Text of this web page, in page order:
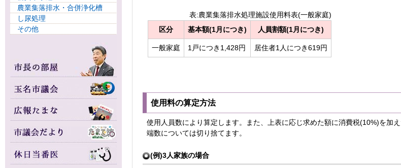
農業集落排水・合併浄化槽
し尿処理
その他
表:農業集落排水処理施設使用料表(一般家庭)
区分
基本額(1月につき) 人員割額(1月につき)
一般家庭 1戸につき1,428円 居住者1人につき619円
使用料の算定方法
使用人員数により算定します。また、上表に応じ求めた額に消費税(10%)を加
端数については切り捨てます。
(例)3人家族の場合